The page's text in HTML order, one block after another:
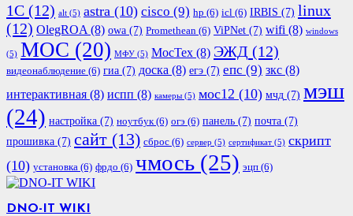
1С (12) alt (5) astra (10) cisco (9) hp (6) icl (6) IRBIS (7) linux
(12) OlegROA (8) owa (7) Promethean (6) ViPNet (7) wifi (8) windows
(5) МОС (20) МФУ (5) МосТех (8) ЭЖД (12)
видеонаблюдение (6) гиа (7) доска (8) егэ (7) епс (9) зкс (8)
интерактивная (8) испп (8) камеры (5) мос12 (10) мчд (7) мэш
(24) настройка (7) ноутбук(6) огэ (6) панель (7) почта (7)
прошивка (7) сайт (13) сброс (6) сервер (5) сертификат (5) скрипт
(10) установка (6) фрдо (6) чмось (25) эцп (6)
DNO-IT WIKI